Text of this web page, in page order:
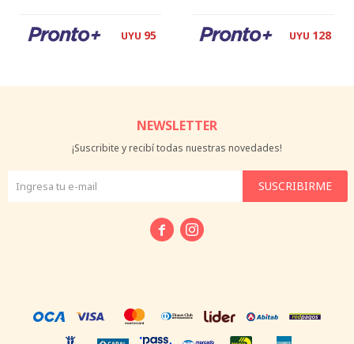
UYU 95 UYU 128
NEWSLETTER
¡Suscribite y recibí todas nuestras novedades!
SUSCRIBIRME
 